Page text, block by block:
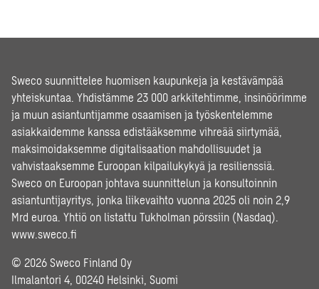
Sweco suunnittelee huomisen kaupunkeja ja kestävämpää
yhteiskuntaa. Yhdistämme 23 000 arkkitehtimme, insinöörimme
ja muun asiantuntijamme osaamisen ja työskentelemme
asiakkaidemme kanssa edistääksemme vihreää siirtymää,
maksimoidaksemme digitalisaation mahdollisuudet ja
vahvistaaksemme Euroopan kilpailukykyä ja resilienssiä.
Sweco on Euroopan johtava suunnittelun ja konsultoinnin
asiantuntijayritys, jonka liikevaihto vuonna 2025 oli noin 2,9
Mrd euroa. Yhtiö on listattu Tukholman pörssiin (Nasdaq).
www.sweco.fi
© 2026 Sweco Finland Oy
Ilmalantori 4, 00240 Helsinki, Suomi